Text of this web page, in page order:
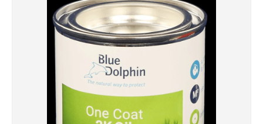
Ga direct naar productinformatie